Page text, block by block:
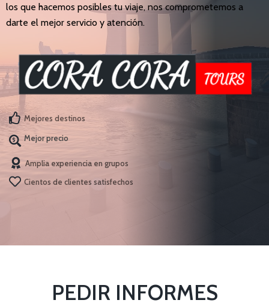
los que hacemos posibles tu viaje, nos comprometemos a
darte el mejor servicio y atención.
Mejores destinos
Mejor precio
Amplia experiencia en grupos
Cientos de clientes satisfechos
PEDIR INFORMES